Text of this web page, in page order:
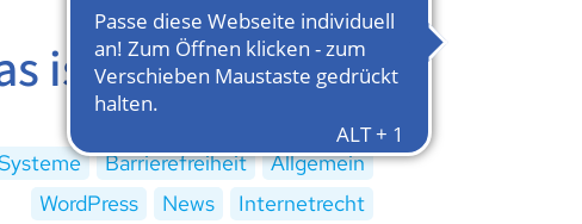
ist das?
Allgemein
Barrierefreiheit
Internetrecht
News
WordPress